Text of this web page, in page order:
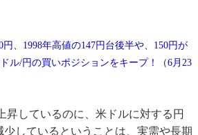
、1998年高値の147円台後半や、150円が
ル/円の買いポジションをキープ！（6月23
しているのに、米ドルに対する円
しているということは、実需や長期